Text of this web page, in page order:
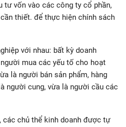
tư vốn vào các công ty cổ phần,
thiết. để thực hiện chính sách
với nhau: bất kỳ doanh
mua các yếu tố cho hoạt
là người bán sản phẩm, hàng
người cung, vừa là người cầu các
các chủ thể kinh doanh được tự